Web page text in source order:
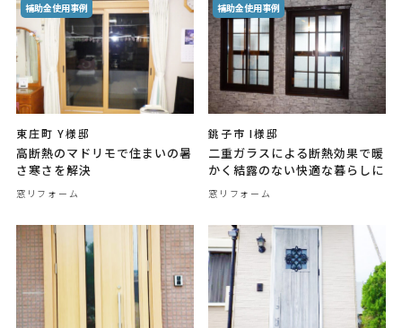
東庄町 Y様邸
高断熱のマドリモで住まいの暑
さ寒さを解決
窓リフォーム
銚子市 I様邸
二重ガラスによる断熱効果で暖
かく結露のない快適な暮らしに
窓リフォーム